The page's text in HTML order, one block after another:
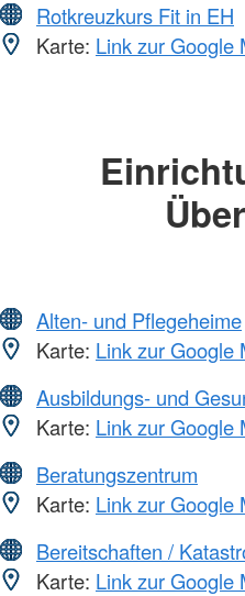
Rotkreuzkurs Fit in EH
Karte: Link zur Google
Alten- und Pflegeheime
Karte: Link zur Google
Ausbildungs- und
Karte: Link zur Google
Beratungszentrum
Karte: Link zur Google
Bereitschaften /
Karte: Link zur Google